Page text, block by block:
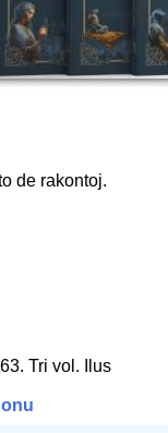
de rakontoj.
Tri vol. Ilus